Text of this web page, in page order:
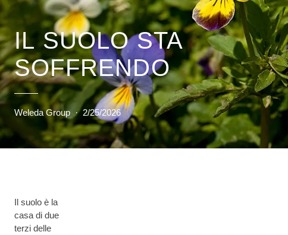
IL SUOLO STA
SOFFRENDO
Weleda Group · 2/25/2026
Il suolo è la
casa di due
terzi delle